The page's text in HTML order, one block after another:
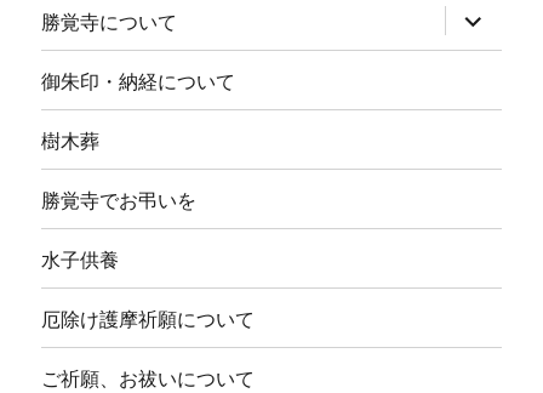
勝覚寺について サ
ブ
メ
ー
開
御朱印・納経について
樹木葬
勝覚寺でお弔いを
水子供養
厄除け護摩祈願について
ご祈願、お祓いについて